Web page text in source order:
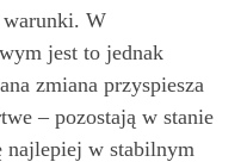
warunki. W
jest to jednak
zmiana przyspiesza
– pozostają w stanie
najlepiej w stabilnym